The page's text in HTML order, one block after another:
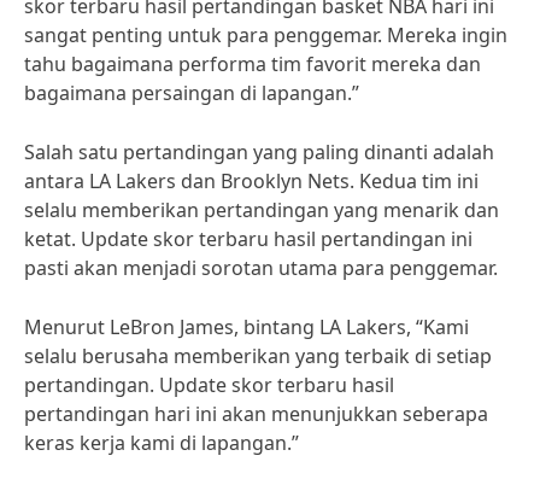
skor terbaru hasil pertandingan basket NBA hari ini
sangat penting untuk para penggemar. Mereka ingin
tahu bagaimana performa tim favorit mereka dan
bagaimana persaingan di lapangan.”
Salah satu pertandingan yang paling dinanti adalah
antara LA Lakers dan Brooklyn Nets. Kedua tim ini
selalu memberikan pertandingan yang menarik dan
ketat. Update skor terbaru hasil pertandingan ini
pasti akan menjadi sorotan utama para penggemar.
Menurut LeBron James, bintang LA Lakers, “Kami
selalu berusaha memberikan yang terbaik di setiap
pertandingan. Update skor terbaru hasil
pertandingan hari ini akan menunjukkan seberapa
keras kerja kami di lapangan.”